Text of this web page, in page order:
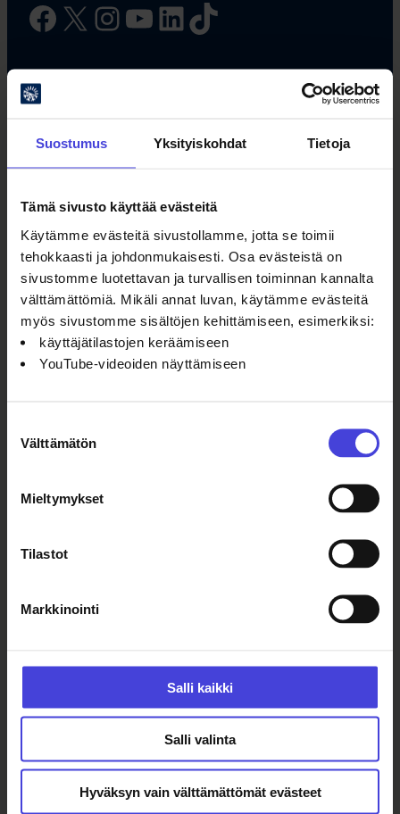
Suostumus Yksityiskohdat Tietoja
Tämä sivusto käyttää evästeitä
Käytämme evästeitä sivustollamme, jotta se toimii
tehokkaasti ja johdonmukaisesti. Osa evästeistä on
sivustomme luotettavan ja turvallisen toiminnan kannalta
välttämättömiä. Mikäli annat luvan, käytämme evästeitä
myös sivustomme sisältöjen kehittämiseen, esimerkiksi:
käyttäjätilastojen keräämiseen
YouTube-videoiden näyttämiseen
valinta
Välttämätön
Mieltymykset
Tilastot
Markkinointi
Salli kaikki
Salli valinta
Hyväksyn vain välttämättömät evästeet
Facebook X InstagramYouTube LinkedIn TikTok
Oulun kulttuurisäätiö
Oulu2026 Info
Kauppurienkatu 10
Kauppakeskus Pekuri 2krs
info@oulu2026.eu
Tapahtumat
Tilaa uutiskirje
Kulttuuriohjelma
Tule vapaaehtoiseksi
Opettajille